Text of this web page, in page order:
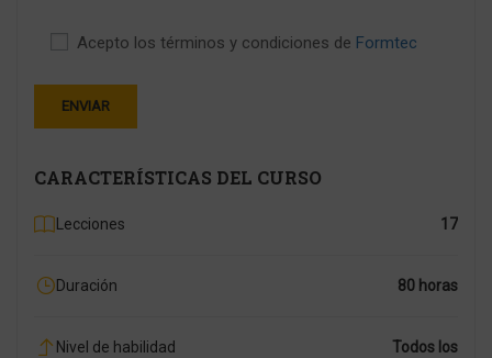
Acepto los términos y condiciones de Formtec
CARACTERÍSTICAS DEL CURSO
Lecciones 17
Duración 80 horas
Nivel de habilidad
Todos los